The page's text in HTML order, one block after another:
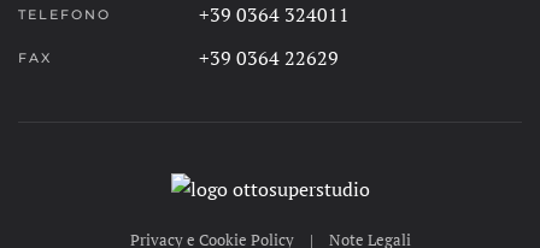
TELEFONO +39 0364 324011
FAX +39 0364 22629
Privacy e Cookie Policy| Note Legali